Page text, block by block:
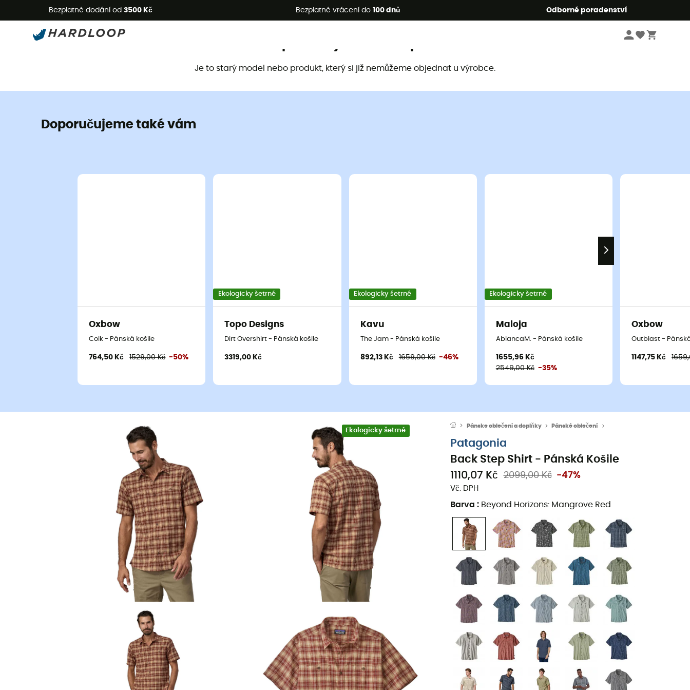
Bezplatné dodání od 3500 Kč Bezplatné vrácení do 100 dnů Odborné poradenství
Letní akce 🔥 -5 % EXTRA při nákupu 2 produktů* s kódem Summer5
Je to starý model nebo produkt, který si již nemůžeme objednat u výrobce.
Doporučujeme také vám
Oxbow
Colk - Pánská košile
764,50 Kč 1529,00 Kč -50%
Ekologicky šetrné
Topo Designs
Dirt Overshirt - Pánská košile
3319,00 Kč
Ekologicky šetrné
Kavu
The Jam - Pánská košile
892,13 Kč 1659,00 Kč -46%
Ekologicky šetrné
Maloja
AblancaM. - Pánská košile
1655,96 Kč
2549,00 Kč -35%
Oxbow
Outblast -
1147,75 Kč
Ekologicky šetrné
Pánske oblečeni a doplňky Pánské oblečení
Patagonia
Back Step Shirt - Pánská Košile
1110,07 Kč
2099,00 Kč -47%
Vč. DPH
Barva : Beyond Horizons: Mangrove Red